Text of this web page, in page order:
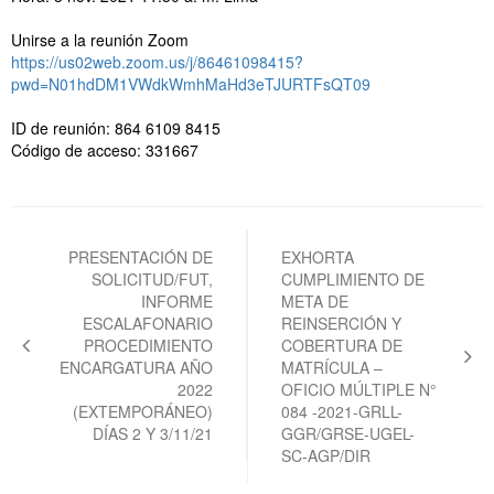
Unirse a la reunión Zoom
https://us02web.zoom.us/j/86461098415?
pwd=N01hdDM1VWdkWmhMaHd3eTJURTFsQT09
ID de reunión: 864 6109 8415
Código de acceso: 331667
entradas
PRESENTACIÓN DE
SOLICITUD/FUT,
INFORME
ESCALAFONARIO
PROCEDIMIENTO
ENCARGATURA AÑO
2022
(EXTEMPORÁNEO)
DÍAS 2 Y 3/11/21
EXHORTA
CUMPLIMIENTO DE
META DE
REINSERCIÓN Y
COBERTURA DE
MATRÍCULA –
OFICIO MÚLTIPLE N°
084 -2021-GRLL-
GGR/GRSE-UGEL-
SC-AGP/DIR